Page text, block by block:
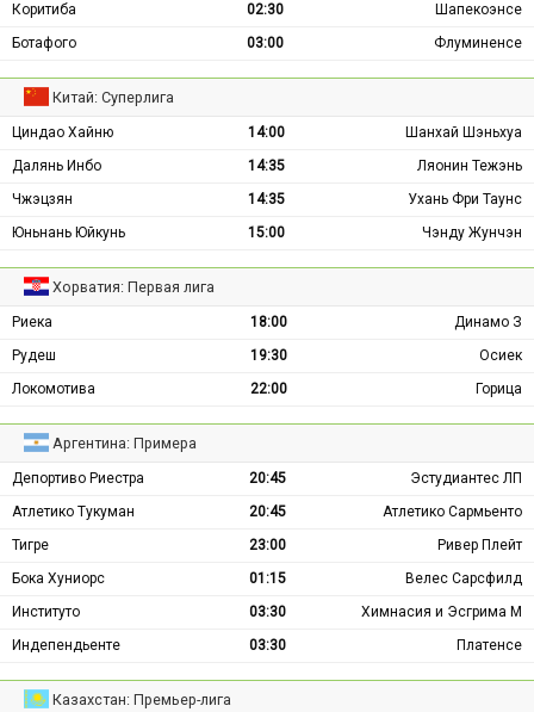
Коритиба
02:30
Шапекоэнсе
Ботафого
03:00 Флуминенсе
Китай: Суперлига
Циндао Хайню 14:00
Шанхай Шэньхуа
Далянь Инбо
14:35
Ляонин Тежэнь
Чжэцзян
14:35
Ухань Фри Таунс
Юньнань Юйкунь
15:00 Чэнду Жунчэн
Хорватия: Первая лига
Риека 18:00
Динамо З
Рудеш
19:30
Осиек
Локомотива
22:00 Горица
Аргентина: Примера
Депортиво Риестра 20:45
Эстудиантес ЛП
Атлетико Тукуман
20:45
Атлетико Сармьенто
Тигре
23:00
Ривер Плейт
Бока Хуниорс
01:15
Велес Сарсфилд
Институто
03:30
Химнасия и Эсгрима М
Индепендьенте
03:30 Платенсе
Казахстан: Премьер-лига